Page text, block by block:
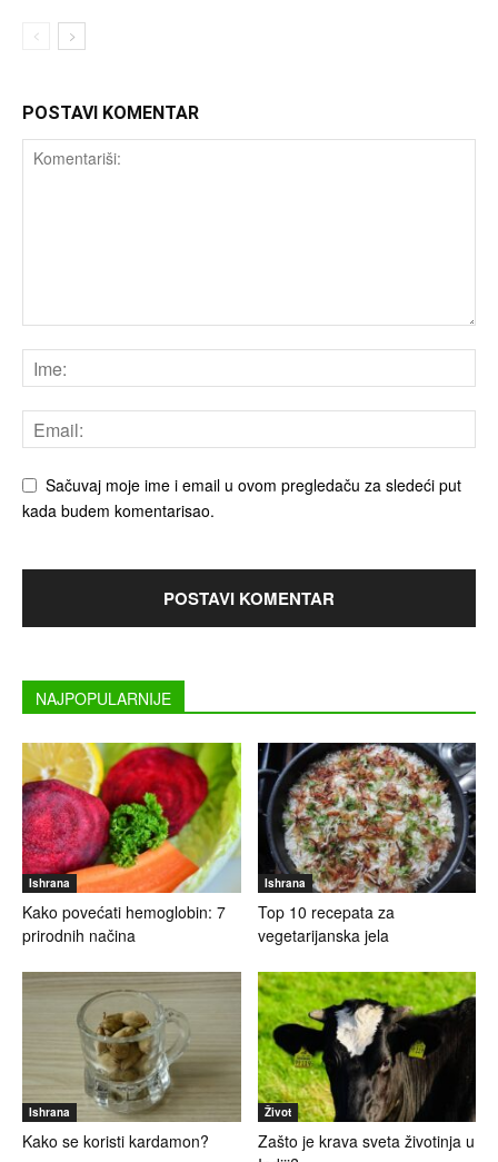
POSTAVI KOMENTAR
Sačuvaj moje ime i email u ovom pregledaču za sledeći put
kada budem komentarisao.
NAJPOPULARNIJE
Ishrana
Kako povećati hemoglobin: 7
prirodnih načina
Ishrana
Top 10 recepata za
vegetarijanska jela
Ishrana
Kako se koristi kardamon?
Život
Zašto je krava sveta životinja u